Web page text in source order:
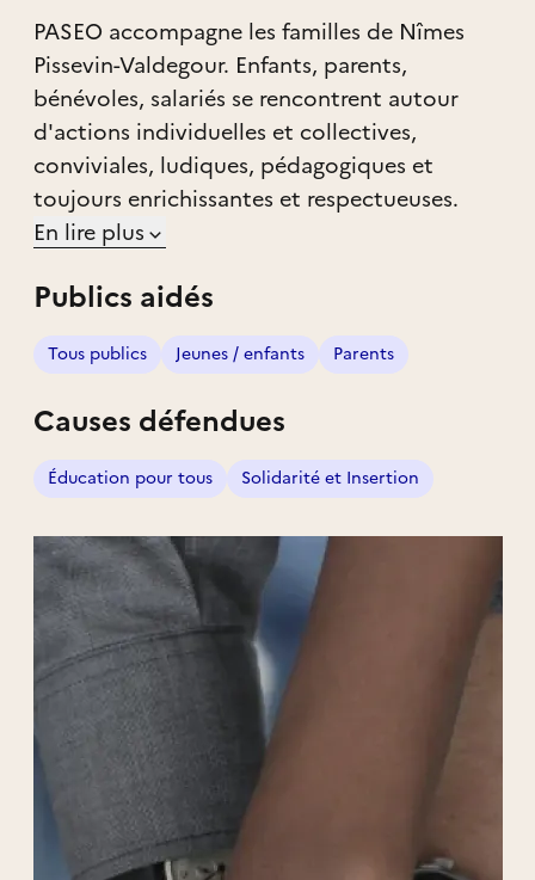
PASEO accompagne les familles de Nîmes
Pissevin-Valdegour. Enfants, parents,
bénévoles, salariés se rencontrent autour
d'actions individuelles et collectives,
conviviales, ludiques, pédagogiques et
toujours enrichissantes et respectueuses.
En lire plus
Publics aidés
Tous publics Jeunes / enfants Parents
Causes défendues
Éducation pour tous Solidarité et Insertion